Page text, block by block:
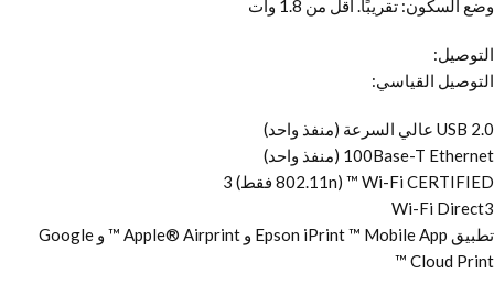
وضع السكون: تقريبًا. أقل من 1.8 وات
التوصيل:
التوصيل القياسي:
USB 2.0 عالي السرعة (منفذ واحد)
100Base-T Ethernet (منفذ واحد)
Wi-Fi CERTIFIED ™ (802.11n فقط) 3
Wi-Fi Direct3
تطبيق Epson iPrint ™ Mobile App و Apple® Airprint ™ و Google
Cloud Print ™